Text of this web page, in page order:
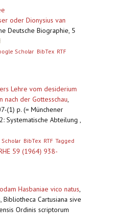
oder Dionysius van
Deutsche Biographie, 5
Scholar BibTex RTF
Lehre vom desiderium
nach der Gottesschau,
(1) p. (= Münchener
Systematische Abteilung ,
BibTex RTF Tagged
59 (1964) 938-
Hasbaniae vico natus,
Bibliotheca Cartusiana sive
Ordinis scriptorum